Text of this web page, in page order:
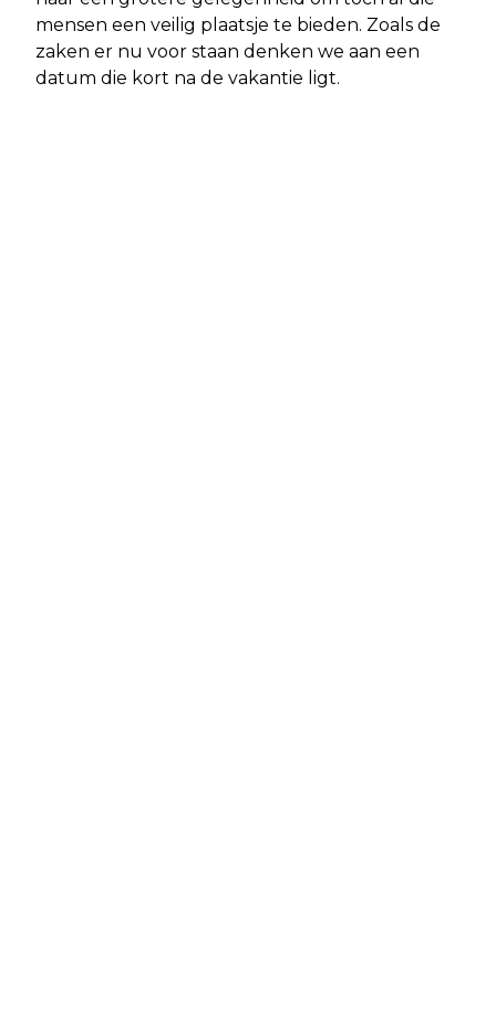
mensen een veilig plaatsje te bieden. Zoals de
zaken er nu voor staan denken we aan een
datum die kort na de vakantie ligt.